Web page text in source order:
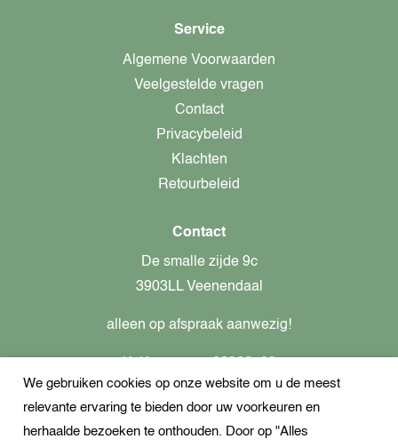
Service
Algemene Voorwaarden
Veelgestelde vragen
Contact
Privacybeleid
Klachten
Retourbeleid
Contact
De smalle zijde 9c
3903LL Veenendaal
alleen op afspraak aanwezig!
Btw-nummer: nl862437301B01
+31621944547
We gebruiken cookies op onze website om u de meest
relevante ervaring te bieden door uw voorkeuren en
herhaalde bezoeken te onthouden. Door op "Alles